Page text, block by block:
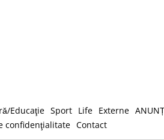
Educaţie Sport Life Externe
confidenţialitate Contact